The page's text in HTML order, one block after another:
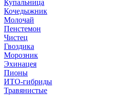
Купальница
Кочедыжник
Молочай
Пенстемон
Чистец
Гвоздика
Морозник
Эхинацея
Пионы
ИТО-гибриды
Травянистые